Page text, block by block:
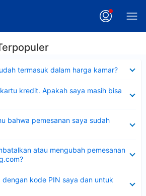
termasuk dalam harga kamar?
kredit. Apakah saya masih bisa
bahwa pemesanan saya sudah
atau mengubah pemesanan
kode PIN saya dan untuk